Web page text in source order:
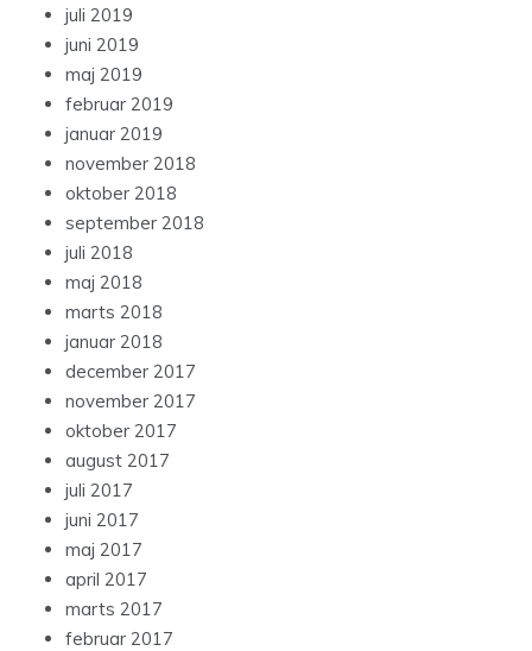
juli 2019
juni 2019
maj 2019
februar 2019
januar 2019
november 2018
oktober 2018
september 2018
juli 2018
maj 2018
marts 2018
januar 2018
december 2017
november 2017
oktober 2017
august 2017
juli 2017
juni 2017
maj 2017
april 2017
marts 2017
februar 2017